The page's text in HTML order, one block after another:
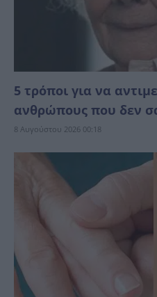
5 τρόποι για να
ανθρώπους που δεν
8 Αυγούστου 2026 00:18